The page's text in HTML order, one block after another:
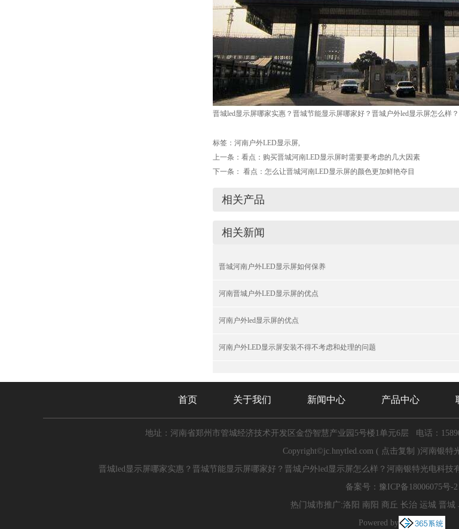
晋城led显示屏哪家实惠？晋城节能显示屏哪家好？晋城户外led显示屏怎么样
标签： 河南户外LED显示屏,
上一条： 看点：购买晋城河南LED显示屏时需要要考虑的几大因素
下一条： 看点：怎么让晋城河南LED显示屏的颜色更加鲜艳夺目
相关产品
相关新闻
晋城河南户外LED显示屏如何保养
河南晋城户外LED显示屏的优点
河南户外led显示屏的优点
河南户外LED显示屏安装不得不考虑和处理的问题
首页 关于我们 新闻中心 产品中心
地址：河南省郑州市管城经济技术开发区金岱智慧产业园5号楼1单元6层 电话：
Copyright©jc.hnytled.com ( 点击复制 )河南银特
晋城led显示屏哪家实惠？晋城节能显示屏哪家好？晋城户外led显示屏怎么样？河南银特光电科
备案号： 豫ICP备18006075号-2
热门城市推广:洛阳 南阳 商丘 长治 运城 晋城
Powered by